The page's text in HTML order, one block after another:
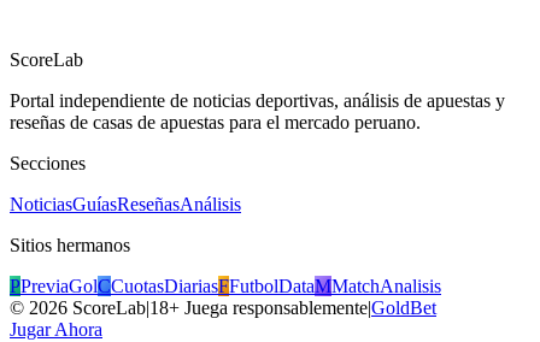
ScoreLab
Portal independiente de noticias deportivas, análisis de apuestas y
reseñas de casas de apuestas para el mercado peruano.
Secciones
NoticiasGuíasReseñasAnálisis
Sitios hermanos
PPreviaGolCCuotasDiariasFFutbolDataMMatchAnalisis
© 2026 ScoreLab|18+ Juega responsablemente|GoldBet
Jugar Ahora